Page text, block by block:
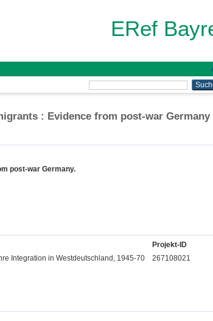
ERef
: Evidence from post-war Germany
post-war Germany.
Projekt-ID
Integration in Westdeutschland, 1945-70
267108021